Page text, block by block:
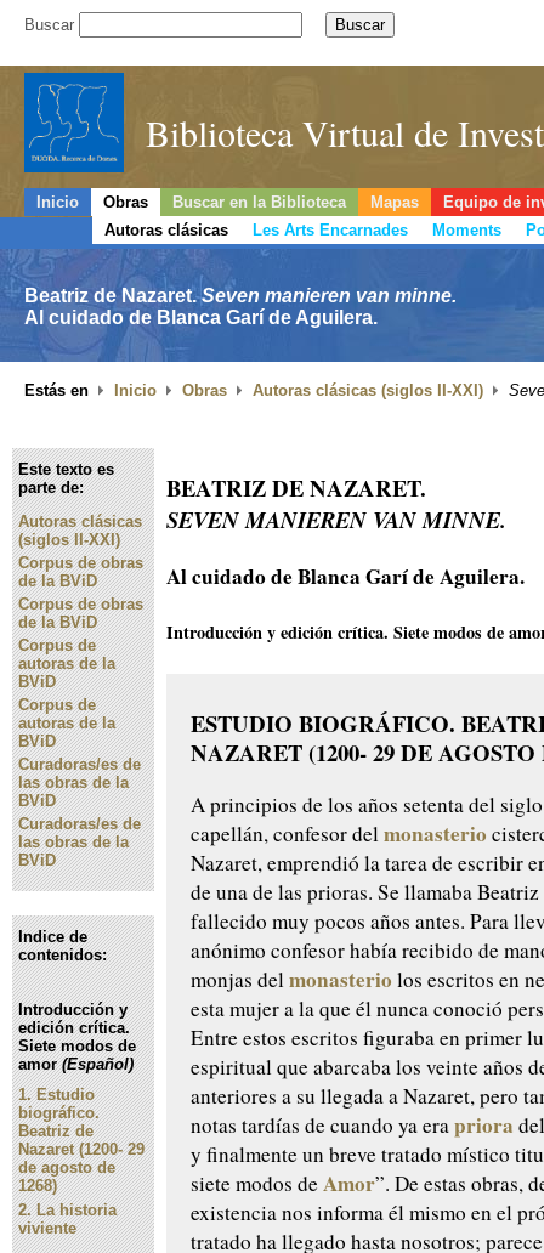
Buscar
Biblioteca Virtual de
Inicio Obras Buscar en la Biblioteca Mapas
Equipo de
Autoras clásicas
Les Arts Encarnades Moments
Beatriz de Nazaret.Seven manieren van minne.
Al cuidado de Blanca Garí de Aguilera.
Estás en Inicio Obras Autoras clásicas (siglos II-XXI)
Este texto es
parte de:
Autoras clásicas
(siglos II-XXI)
Corpus de obras
de la BViD
Corpus de obras
de la BViD
Corpus de
autoras de la
BViD
Corpus de
autoras de la
BViD
Curadoras/es de
las obras de la
BViD
Curadoras/es de
las obras de la
BViD
Indice de
contenidos:
Introducción y
edición crítica.
Siete modos de
amor(Español)
1.Estudio
biográfico.
Beatriz de
Nazaret (1200- 29
de agosto de
1268)
2.La historia
viviente
BEATRIZ DE NAZARET.
SEVEN MANIEREN VAN MINNE.
Al cuidado de Blanca Garí de Aguilera.
Introducción y edición crítica. Siete modos de
ESTUDIO BIOGRÁFICO.
NAZARET (1200- 29 DE AGOSTO
A principios de los años setenta del
capellán, confesor delmonasterio
Nazaret, emprendió la tarea de escribir
de una de las prioras. Se llamaba
fallecido muy pocos años antes. Para
anónimo confesor había recibido de
monjas delmonasterio los escritos en
esta mujer a la que él nunca conoció
Entre estos escritos figuraba en primer
espiritual que abarcaba los veinte años
anteriores a su llegada a Nazaret, pero
notas tardías de cuando ya erapriora
y finalmente un breve tratado místico
siete modos deAmor”. De estas obras,
existencia nos informa él mismo en el
tratado ha llegado hasta nosotros;